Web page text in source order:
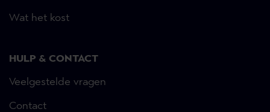
Wat het kost
HULP & CONTACT
Veelgestelde vragen
Contact